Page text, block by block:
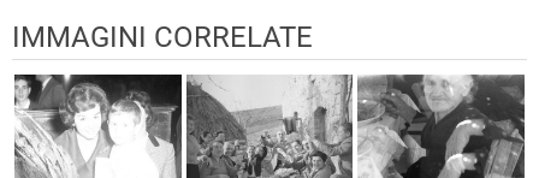
IMMAGINI CORRELATE